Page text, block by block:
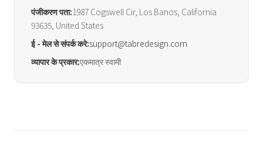
पंजीकरण पता:1987 Cogswell Cir, Los Banos, California
93635, United States
ई - मेल से संपर्क करे:support@tabredesign.com
व्यापार के प्रकार:एकमात्र स्वामी